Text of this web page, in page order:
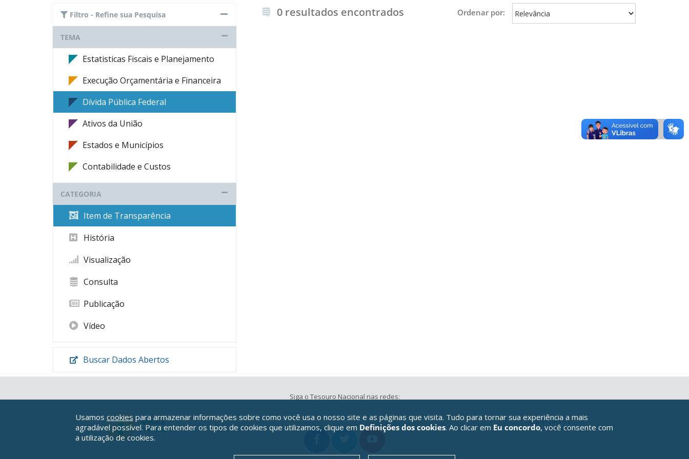
Filtro - Refine sua Pesquisa
TEMA
Estatisticas Fiscais e Planejamento
Execução Orçamentária e Financeira
Dívida Pública Federal
Ativos da União
Estados e Municípios
Contabilidade e Custos
CATEGORIA
Item de Transparência
História
Visualização
Consulta
Publicação
Vídeo
Buscar Dados Abertos
0 resultados encontrados Ordenar por:
Siga o Tesouro Nacional nas redes:
Usamos cookies para armazenar informações sobre como você usa o nosso site e as páginas que visita. Tudo para tornar sua experiência a mais
agradável possível. Para entender os tipos de cookies que utilizamos, clique em Definições dos cookies. Ao clicar em Eu concordo, você consente com
a utilização de cookies.